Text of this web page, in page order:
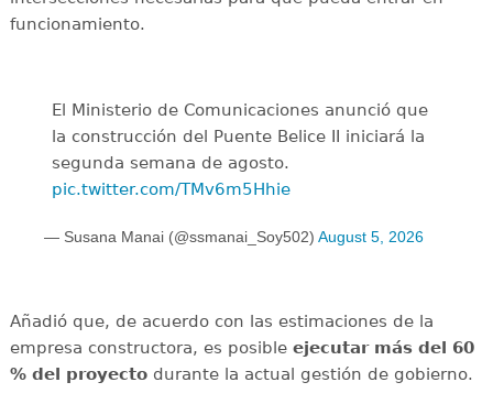
funcionamiento.
El Ministerio de Comunicaciones anunció que
la construcción del Puente Belice II iniciará la
segunda semana de agosto.
pic.twitter.com/TMv6m5Hhie
— Susana Manai (@ssmanai_Soy502) August 5, 2026
Añadió que, de acuerdo con las estimaciones de la
empresa constructora, es posible ejecutar más del 60
% del proyectodurante la actual gestión de gobierno.